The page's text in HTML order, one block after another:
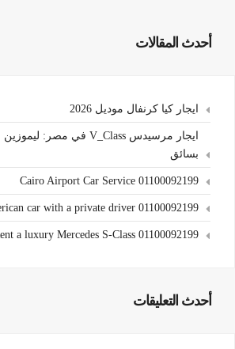
أحدث المقالات
ايجار كيا كرنفال موديل 2026
بسائق
Cairo Airport Car Service 01100092199
car with a private driver 01100092199
a luxury Mercedes S-Class 01100092199
أحدث التعليقات